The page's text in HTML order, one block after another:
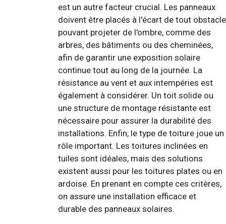
est un autre facteur crucial. Les panneaux
doivent être placés à l'écart de tout obstacle
pouvant projeter de l'ombre, comme des
arbres, des bâtiments ou des cheminées,
afin de garantir une exposition solaire
continue tout au long de la journée. La
résistance au vent et aux intempéries est
également à considérer. Un toit solide ou
une structure de montage résistante est
nécessaire pour assurer la durabilité des
installations. Enfin, le type de toiture joue un
rôle important. Les toitures inclinées en
tuiles sont idéales, mais des solutions
existent aussi pour les toitures plates ou en
ardoise. En prenant en compte ces critères,
on assure une installation efficace et
durable des panneaux solaires.